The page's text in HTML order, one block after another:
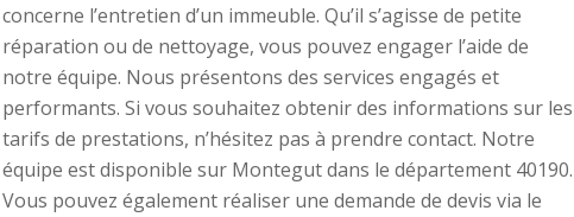
concerne l’entretien d’un immeuble. Qu’il s’agisse de petite
réparation ou de nettoyage, vous pouvez engager l’aide de
notre équipe. Nous présentons des services engagés et
performants. Si vous souhaitez obtenir des informations sur les
tarifs de prestations, n’hésitez pas à prendre contact. Notre
équipe est disponible sur Montegut dans le département 40190.
Vous pouvez également réaliser une demande de devis via le